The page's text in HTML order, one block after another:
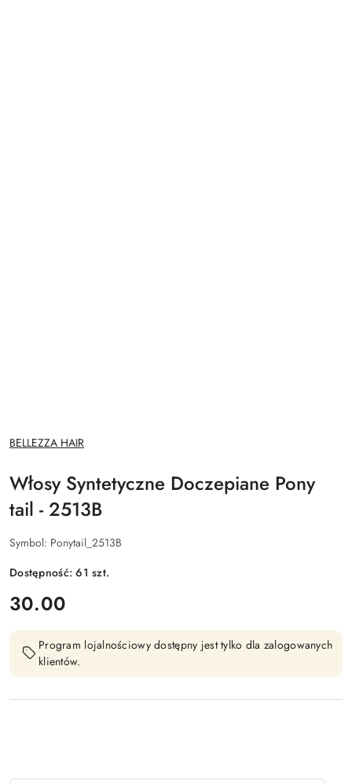
NAZWA
PRODUCENTA:
BELLEZZA HAIR
Włosy Syntetyczne Doczepiane Pony
tail - 2513B
Symbol: Ponytail_2513B
Dostępność:61szt.
cena:
30.00
Program lojalnościowy dostępny jest tylko dla zalogowanych
klientów.